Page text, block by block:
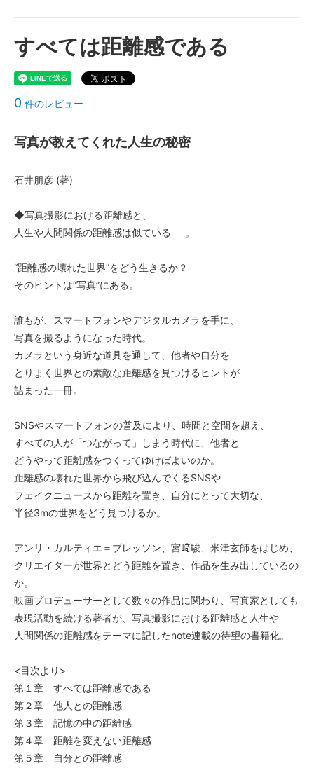
すべては距離感である
0 件のレビュー
写真が教えてくれた人生の秘密
石井朋彦 (著)
◆写真撮影における距離感と、
人生や人間関係の距離感は似ている──。
“距離感の壊れた世界”をどう生きるか？
そのヒントは“写真”にある。
誰もが、スマートフォンやデジタルカメラを手に、
写真を撮るようになった時代。
カメラという身近な道具を通して、他者や自分を
とりまく世界との素敵な距離感を見つけるヒントが
詰まった一冊。
SNSやスマートフォンの普及により、時間と空間を超え、
すべての人が「つながって」しまう時代に、他者と
どうやって距離感をつくってゆけばよいのか。
距離感の壊れた世界から飛び込んでくるSNSや
フェイクニュースから距離を置き、自分にとって大切な、
半径3mの世界をどう見つけるか。
アンリ・カルティエ＝ブレッソン、宮﨑駿、米津玄師をはじめ、
クリエイターが世界とどう距離を置き、作品を生み出しているの
か。
映画プロデューサーとして数々の作品に関わり、写真家としても
表現活動を続ける著者が、写真撮影における距離感と人生や
人間関係の距離感をテーマに記したnote連載の待望の書籍化。
<目次より>
第１章 すべては距離感である
第２章 他人との距離感
第３章 記憶の中の距離感
第４章 距離を変えない距離感
第５章 自分との距離感